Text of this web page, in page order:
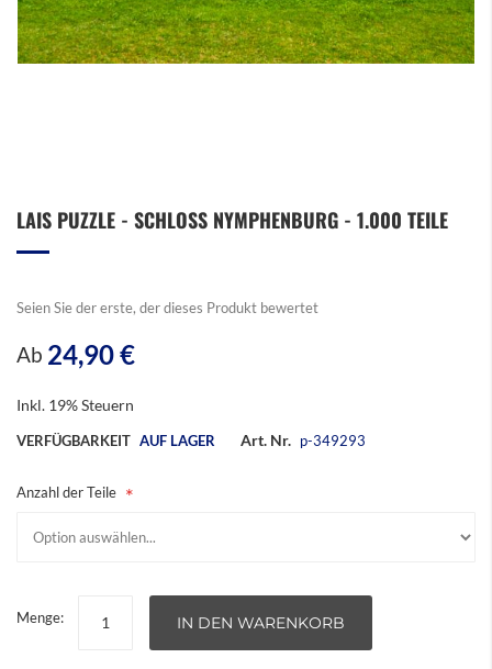
Anfang
LAIS PUZZLE - SCHLOSS NYMPHENBURG - 1.000 TEILE
Seien Sie der erste, der dieses Produkt bewertet
Ab 24,90 €
Inkl. 19% Steuern
VERFÜGBARKEIT AUF LAGER Art. Nr. p-349293
Anzahl der Teile
Menge: IN DEN WARENKORB